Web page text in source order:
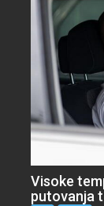
Visoke
putovanja